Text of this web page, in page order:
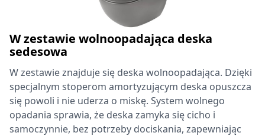
W zestawie wolnoopadająca deska
sedesowa
W zestawie znajduje się deska wolnoopadająca. Dzięki
specjalnym stoperom amortyzującym deska opuszcza
się powoli i nie uderza o miskę. System wolnego
opadania sprawia, że deska zamyka się cicho i
samoczynnie, bez potrzeby dociskania, zapewniając